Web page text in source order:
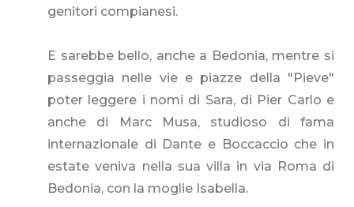
genitori compianesi.
E sarebbe bello, anche a Bedonia, mentre si
passeggia nelle vie e piazze della "Pieve"
poter leggere i nomi di Sara, di Pier Carlo e
anche di Marc Musa, studioso di fama
internazionale di Dante e Boccaccio che in
estate veniva nella sua villa in via Roma di
Bedonia, con la moglie Isabella.